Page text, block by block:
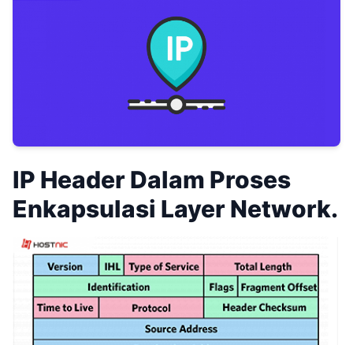
IP Header Dalam Proses
Enkapsulasi Layer Network.